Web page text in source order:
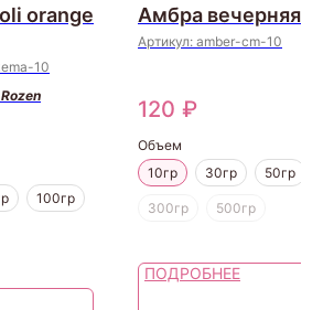
orange
10
100гр
Амбра вечерняя
Артикул: amber-cm-10
120 ₽
Объем
10гр
30гр 50гр
300гр 500гр
ПОДРОБНЕЕ